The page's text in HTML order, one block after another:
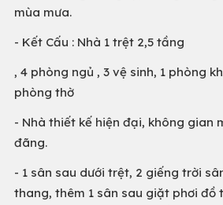
mùa mưa.
- Kết Cấu : Nhà 1 trệt 2,5 tầng
, 4 phòng ngủ , 3 vệ sinh, 1 phòng
phòng thờ
- Nhà thiết kế hiện đại, không gian
đãng.
- 1 sân sau dưới trệt, 2 giếng trời
thang, thêm 1 sân sau giặt phơi đồ